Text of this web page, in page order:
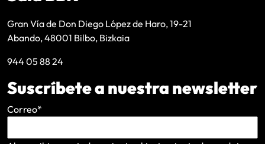
Gran Vía de Don Diego López de Haro, 19-21
Abando, 48001 Bilbo, Bizkaia
944 05 88 24
Suscríbete a nuestra newsletter
Correo*